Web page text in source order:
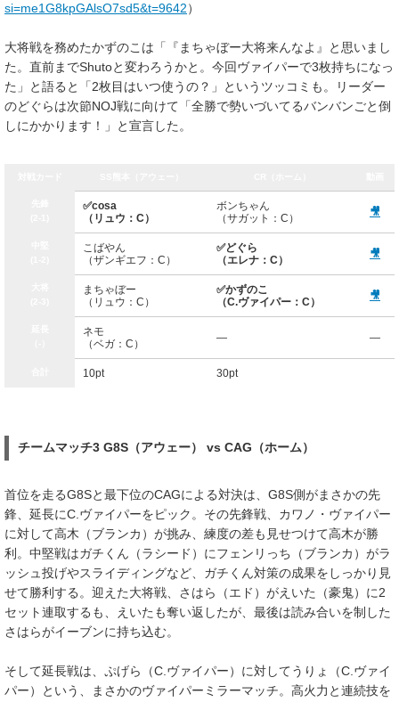
si=me1G8kpGAlsO7sd5&t=9642）
大将戦を務めたかずのこは「『まちゃぼー大将来んなよ』と思いまし
た。直前までShutoと変わろうかと。今回ヴァイパーで3枚持ちになっ
た」と語ると「2枚目はいつ使うの？」というツッコミも。リーダー
のどぐらは次節NOJ戦に向けて「全勝で勢いづいてるバンバンごと倒
しにかかります！」と宣言した。
✅cosa
（リュウ：C）
ボンちゃん
（サガット：C）
🎥
こばやん
（ザンギエフ：C）
✅どぐら
（エレナ：C）
🎥
まちゃぼー
（リュウ：C）
✅かずのこ
（C.ヴァイパー：C）
🎥
ネモ
（ベガ：C）
— —
10pt 30pt
チームマッチ3 G8S（アウェー） vs CAG（ホーム）
首位を走るG8Sと最下位のCAGによる対決は、G8S側がまさかの先
鋒、延長にC.ヴァイパーをピック。その先鋒戦、カワノ・ヴァイパー
に対して高木（ブランカ）が挑み、練度の差も見せつけて高木が勝
利。中堅戦はガチくん（ラシード）にフェンリっち（ブランカ）がラ
ッシュ投げやスライディングなど、ガチくん対策の成果をしっかり見
せて勝利する。迎えた大将戦、さはら（エド）がえいた（豪鬼）に2
セット連取するも、えいたも奪い返したが、最後は読み合いを制した
さはらがイーブンに持ち込む。
そして延長戦は、ぷげら（C.ヴァイパー）に対してうりょ（C.ヴァイ
パー）という、まさかのヴァイパーミラーマッチ。高火力と連続技を